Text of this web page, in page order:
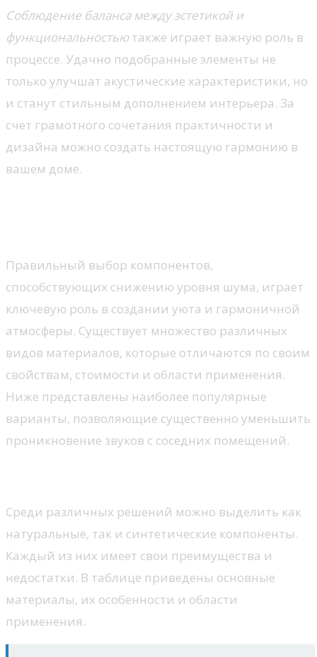
Соблюдение баланса между эстетикой и
функциональностьютакже играет важную роль в
процессе. Удачно подобранные элементы не
только улучшат акустические характеристики, но
и станут стильным дополнением интерьера. За
счет грамотного сочетания практичности и
дизайна можно создать настоящую гармонию в
вашем доме.
Правильный выбор компонентов,
способствующих снижению уровня шума, играет
ключевую роль в создании уюта и гармоничной
атмосферы. Существует множество различных
видов материалов, которые отличаются по своим
свойствам, стоимости и области применения.
Ниже представлены наиболее популярные
варианты, позволяющие существенно уменьшить
проникновение звуков с соседних помещений.
Среди различных решений можно выделить как
натуральные, так и синтетические компоненты.
Каждый из них имеет свои преимущества и
недостатки. В таблице приведены основные
материалы, их особенности и области
применения.